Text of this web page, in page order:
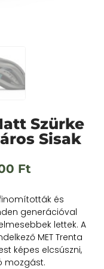
Szürke
Sisak
Ft
és
generációval
lettek. A
MET Trenta
képes elcsúszni,
mozgást.